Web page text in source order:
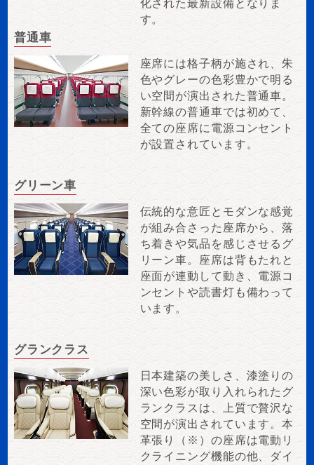
化された最新設備となりま
す。
普通車
座席には格子柄が施され、朱
色やグレーの色彩豊かで明る
い空間が演出された普通車。
新幹線の普通車では初めて、
全ての座席に電源コンセント
が設置されています。
グリーン車
伝統的な意匠とモダンな感覚
が組み合さった座席から、落
ち着きや気品を感じさせるグ
リーン車。座席は背もたれと
座面が連動して動き、電源コ
ンセントや読書灯も備わって
います。
グランクラス
日本建築の美しさ、漆塗りの
深い色彩が取り入れられたグ
ランクラスは、上質で贅沢な
空間が演出されています。本
革張り（※）の座席は電動リ
クライニング機能の他、ダイ